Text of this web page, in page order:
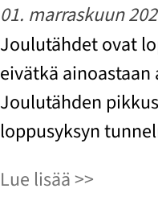
01. marraskuun
Joulutähdet ovat
eivätkä
Joulutähden
loppusyksyn
Lue lisää